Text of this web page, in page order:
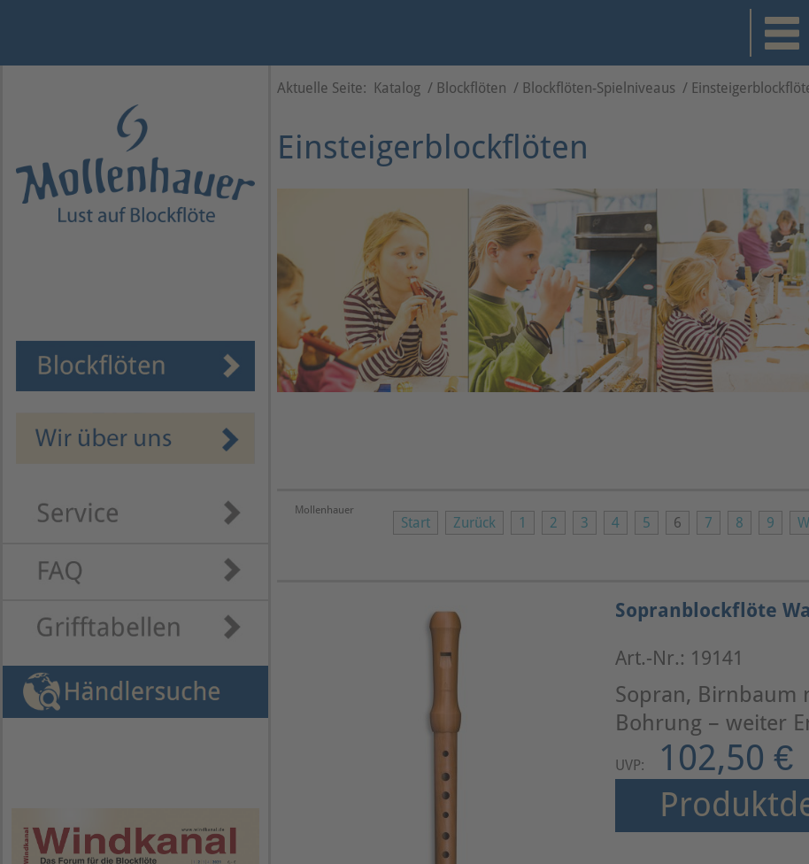
Aktuelle Seite: Katalog / Blockflöten / Blockflöten-Spielniveaus /
Einsteigerblockflöten
Mollenhauer
Start Zurück 1 2 3 4 5 6 7 8 9
Sopranblockflöte
Art.-Nr.: 19141
Sopran, Birnbaum
Bohrung – weiter
UVP: 102,50 €